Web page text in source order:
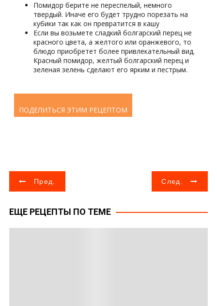
Помидор берите не переспелый, немного
твердый. Иначе его будет трудно порезать на
кубики так как он превратится в кашу
Если вы возьмете сладкий болгарский перец не
красного цвета, а желтого или оранжевого, то
блюдо приобретет более привлекательный вид.
Красный помидор, желтый болгарский перец и
зеленая зелень сделают его ярким и пестрым.
ПОДЕЛИТЬСЯ ЭТИМ РЕЦЕПТОМ
Н
в
Пред. След.
ЕЩЕ РЕЦЕПТЫ ПО ТЕМЕ